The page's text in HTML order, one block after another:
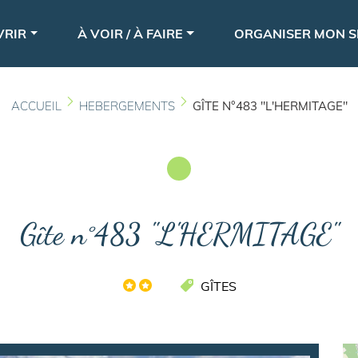
au
principal
À VOIR / À FAIRE ORGANISER MON
ACCUEIL HEBERGEMENTS GÎTE N°483 "L'HERMITAGE"
Gîte n°483 "L'HERMITAGE"
GÎTES